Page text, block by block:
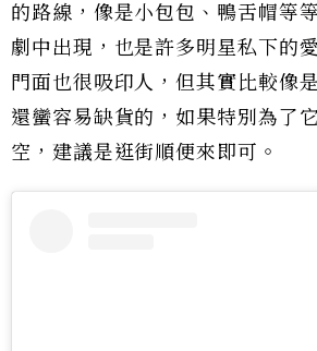
的路線，像是小包包、鴨舌帽等
劇中出現，也是許多明星私下的
門面也很吸印人，但其實比較像
還蠻容易缺貨的，如果特別為了
空，建議是逛街順便來即可。